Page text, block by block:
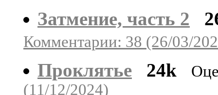
Затмение, часть 2
Комментарии: 38 (26/03/
Проклятье 24k
(11/12/2024)